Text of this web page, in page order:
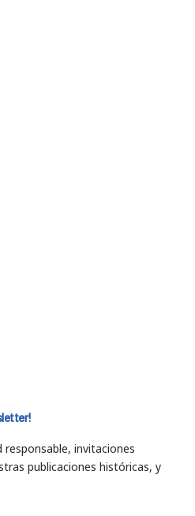
responsable, invitaciones
publicaciones históricas, y